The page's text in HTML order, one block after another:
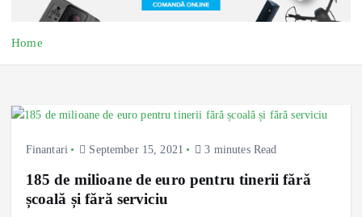
Home
Finantari September 15, 2021 3 minutes Read
185 de milioane de euro pentru tinerii fără
școală și fără serviciu